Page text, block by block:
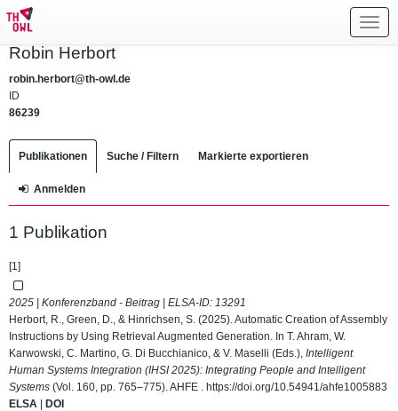
Robin Herbort
robin.herbort@th-owl.de
ID
86239
Publikationen Suche / Filtern Markierte exportieren
Anmelden
1 Publikation
[1]
2025 | Konferenzband - Beitrag | ELSA-ID: 13291
Herbort, R., Green, D., & Hinrichsen, S. (2025). Automatic Creation of Assembly
Instructions by Using Retrieval Augmented Generation. In T. Ahram, W.
Karwowski, C. Martino, G. Di Bucchianico, & V. Maselli (Eds.), Intelligent
Human Systems Integration (IHSI 2025): Integrating People and Intelligent
Systems (Vol. 160, pp. 765–775). AHFE . https://doi.org/10.54941/ahfe1005883
ELSA
DOI